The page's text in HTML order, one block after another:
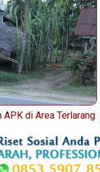
APK di Area Terlarang